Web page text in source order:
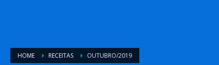
HOME RECEITAS OUTUBRO/2019